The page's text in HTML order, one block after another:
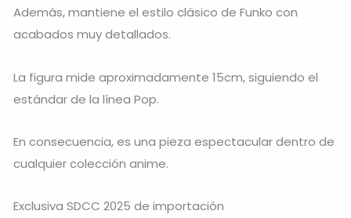
Además, mantiene el estilo clásico de Funko con
acabados muy detallados.
La figura mide aproximadamente 15cm, siguiendo el
estándar de la línea Pop.
En consecuencia, es una pieza espectacular dentro de
cualquier colección anime.
Exclusiva SDCC 2025 de importación